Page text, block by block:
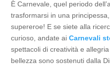
È Carnevale, quel periodo
trasformarsi in una
supereroe! E se siete alla
curioso, andate aiCarnevali
spettacoli di creatività e
bellezza sono sostenuti dalla